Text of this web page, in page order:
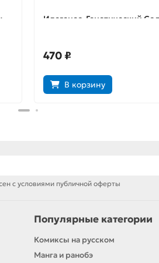
Илегенес. Генетический
470 ₽
В корзину
с условиями публичной оферты
Популярные категории
Комиксы на русском
Манга и ранобэ